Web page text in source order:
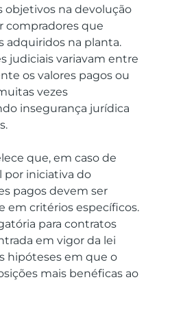
objetivos na devolução
compradores que
adquiridos na planta.
judiciais variavam entre
os valores pagos ou
vezes
insegurança jurídica
que, em caso de
por iniciativa do
pagos devem ser
em critérios específicos.
para contratos
em vigor da lei
hipóteses em que o
mais benéficas ao